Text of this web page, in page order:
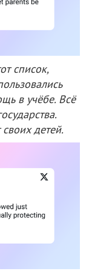
список,
в учёбе. Всё
детей.